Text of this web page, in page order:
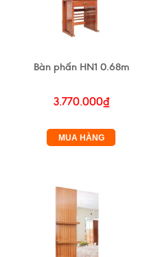
Bàn phấn HN1 0.68m
3.770.000₫
MUA HÀNG